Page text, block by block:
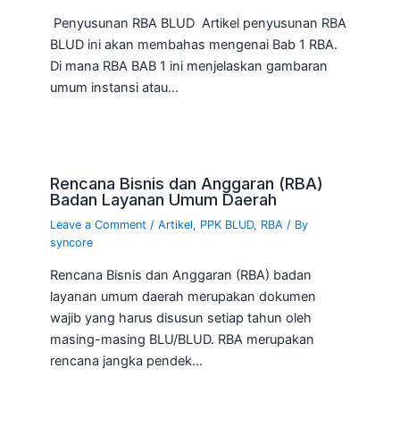
Penyusunan RBA BLUD Artikel penyusunan RBA
BLUD ini akan membahas mengenai Bab 1 RBA.
Di mana RBA BAB 1 ini menjelaskan gambaran
umum instansi atau…
Rencana Bisnis dan Anggaran (RBA)
Badan Layanan Umum Daerah
Leave a Comment /Artikel, PPK BLUD, RBA / By
syncore
Rencana Bisnis dan Anggaran (RBA) badan
layanan umum daerah merupakan dokumen
wajib yang harus disusun setiap tahun oleh
masing-masing BLU/BLUD. RBA merupakan
rencana jangka pendek…